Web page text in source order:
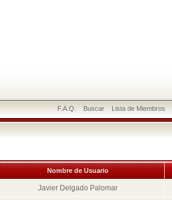
F.A.Q. Buscar Lista de Miembros
Nombre de Usuario
Javier Delgado Palomar